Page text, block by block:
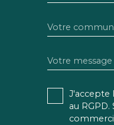
Votre
Votre message
J'accepte
au